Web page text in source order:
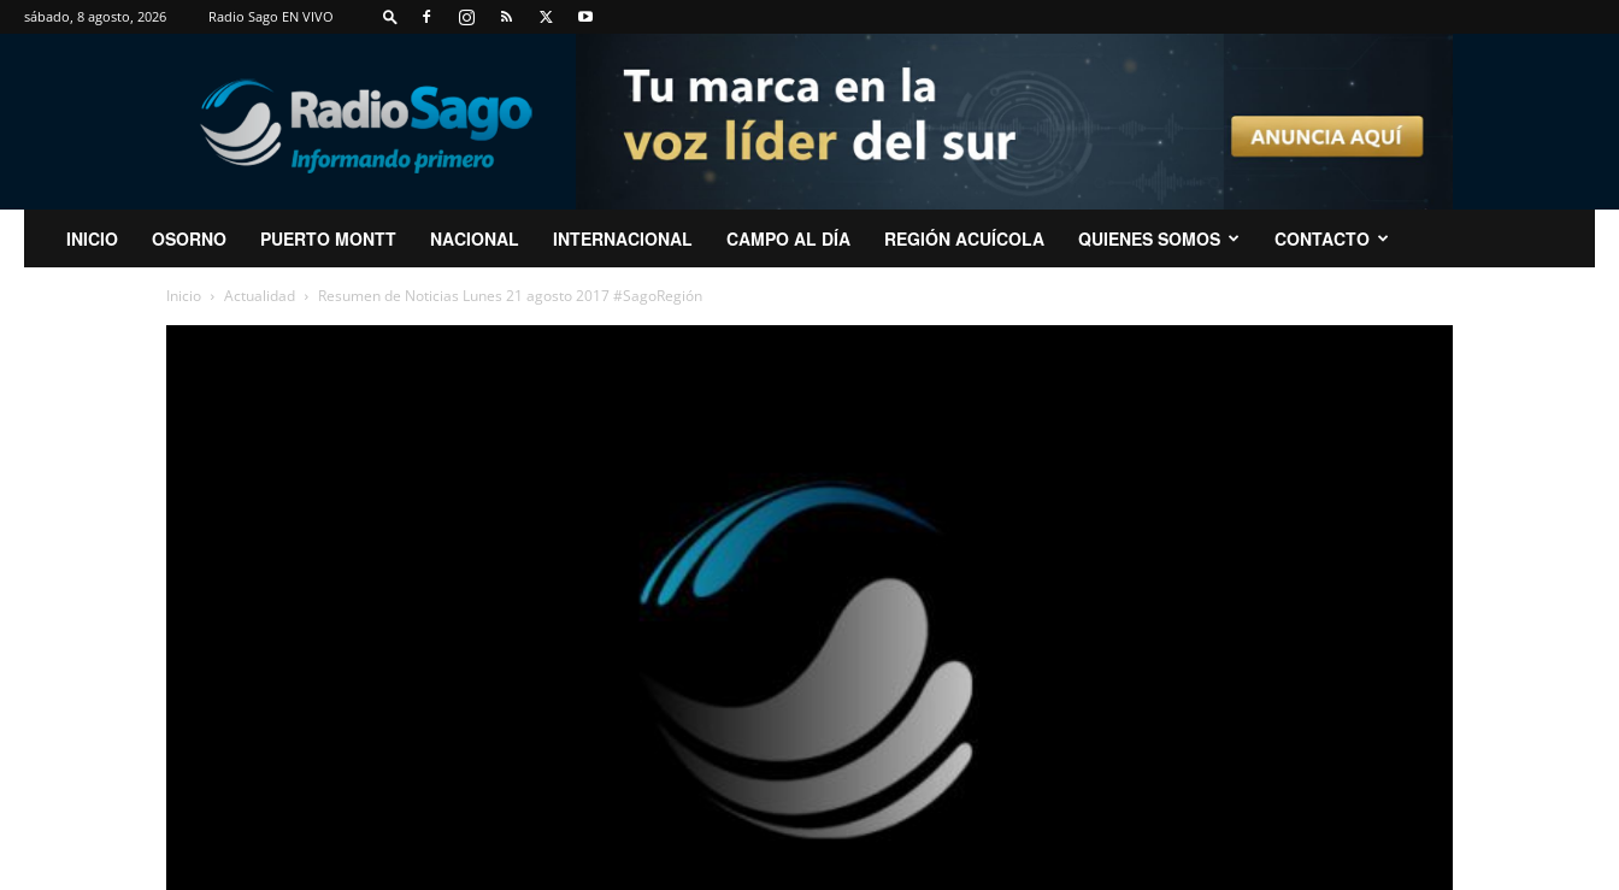
sábado, 8 agosto, 2026 Radio Sago EN VIVO
RadioSago
INICIO OSORNO PUERTO MONTT NACIONAL INTERNACIONAL CAMPO AL DÍA REGIÓN ACUÍCOLA QUIENES SOMOS CONTACTO
Inicio Actualidad Resumen de Noticias Lunes 21 agosto 2017 #SagoRegión